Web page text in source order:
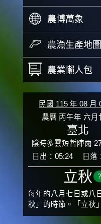
農博萬象
農漁生產地圖
農業懶人包
民國 115 年 08 月
農曆 丙午年 六月
臺北
陰時多雲短暫陣雨
日出：05:24
日落
立秋 ?
每年的八月七日或八
秋」的時節。「立秋
邁入秋涼的先聲，表